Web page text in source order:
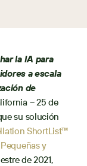
la IA para
a escala
de
– 25 de
su solución
ShortList™
y
de 2021,